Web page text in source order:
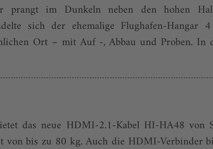
prangt im Dunkeln neben den hohen
sich der ehemalige Flughafen-
Ort – mit Auf -, Abbau und Proben. In
das neue HDMI-2.1-Kabel HI-HA48 von
von bis zu 80 kg. Auch die HDMI-Verbinder